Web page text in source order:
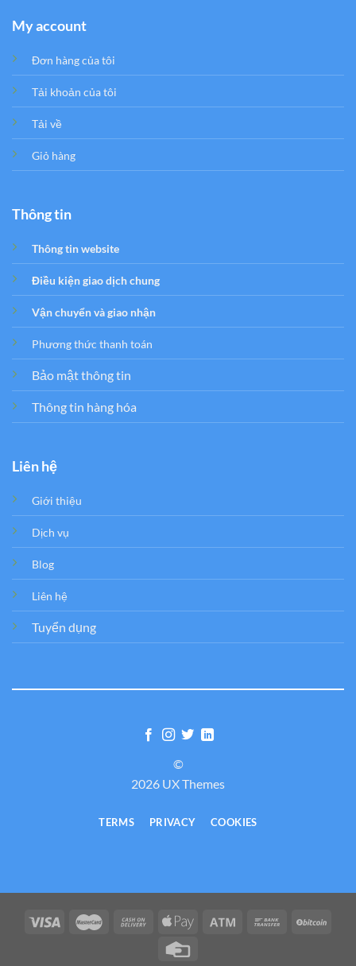
My account
Đơn hàng của tôi
Tải khoản của tôi
Tải về
Giỏ hàng
Thông tin
Thông tin website
Điều kiện giao dịch chung
Vận chuyển và giao nhận
Phương thức thanh toán
Bảo mật thông tin
Thông tin hàng hóa
Liên hệ
Giới thiệu
Dịch vụ
Blog
Liên hệ
Tuyển dụng
©
2026 UX Themes
TERMS PRIVACY COOKIES